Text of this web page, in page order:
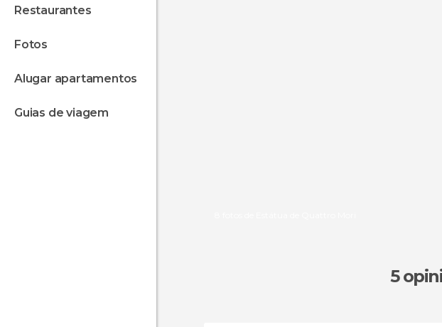
restaurantes
fotos
alugar apartamentos
guias de viagem
5